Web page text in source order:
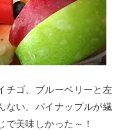
チゴ、ブルーベリーと左
ない。パイナップルが繊
美味しかった～！